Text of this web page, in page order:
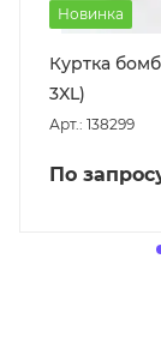
Новинка
Куртка
3XL)
Арт.: 138299
По